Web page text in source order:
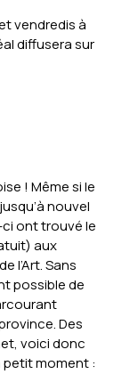
vendredis à
diffusera sur
! Même si le
nouvel
ont trouvé le
aux
l’Art. Sans
possible de
Des
voici donc
moment :